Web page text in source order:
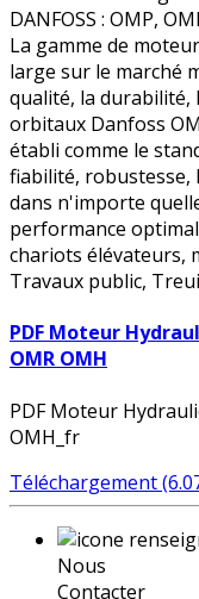
DANFOSS : OMP,
La gamme de
large sur le marché
qualité, la durabilité,
orbitaux Danfoss
établi comme le
fiabilité, robustesse,
dans n'importe
performance
chariots élévateurs,
Travaux public,
PDF Moteur
OMR OMH
PDF Moteur
OMH_fr
Téléchargement
Nous
Contacter